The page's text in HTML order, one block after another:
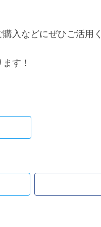
入などにぜひご活用
す！